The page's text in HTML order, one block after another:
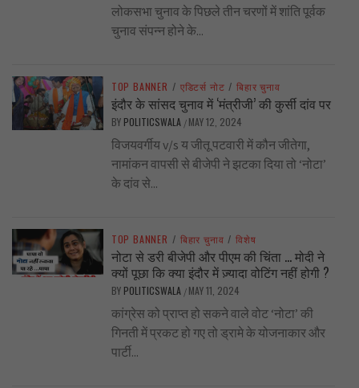
लोकसभा चुनाव के पिछले तीन चरणों में शांति पूर्वक
चुनाव संपन्न होने के...
TOP BANNER / एडिटर्स नोट / बिहार चुनाव
इंदौर के सांसद चुनाव में ‘मंत्रीजी’ की कुर्सी दांव पर
BY POLITICSWALA / MAY 12, 2024
विजयवर्गीय v/s य जीतू पटवारी में कौन जीतेगा,
नामांकन वापसी से बीजेपी ने झटका दिया तो ‘नोटा’
के दांव से...
TOP BANNER / बिहार चुनाव / विशेष
नोटा से डरी बीजेपी और पीएम की चिंता … मोदी ने
क्यों पूछा कि क्या इंदौर में ज़्यादा वोटिंग नहीं होगी ?
BY POLITICSWALA / MAY 11, 2024
कांग्रेस को प्राप्त हो सकने वाले वोट ‘नोटा’ की
गिनती में प्रकट हो गए तो ड्रामे के योजनाकार और
पार्टी...